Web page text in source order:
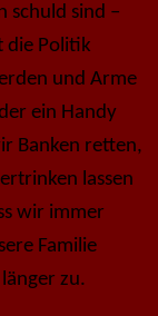
schuld sind –
die Politik
und Arme
ein Handy
Banken retten,
lassen
wir immer
Familie
zu.